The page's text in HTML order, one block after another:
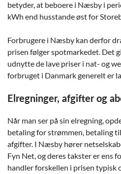
betyder, at beboere i Næsby i
kWh end husstande øst for
Forbrugere i Næsby kan derfor
prisen følger spotmarkedet. Det
udnytte de lave priser i nat- og
forbruget i Danmark generelt er
Elregninger, afgifter og
Når man ser på sin elregning,
betaling for strømmen, betaling
afgifter. I Næsby hører
Fyn Net, og deres takster er ens
handler forskellen i prisen typisk